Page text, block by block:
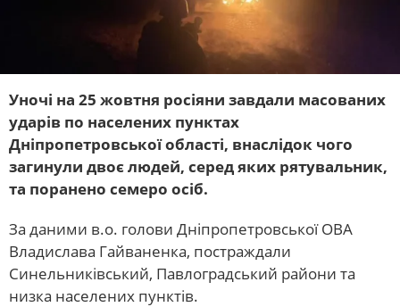
Уночі на 25 жовтня росіяни завдали масованих
ударів по населених пунктах
Дніпропетровської області, внаслідок чого
загинули двоє людей, серед яких рятувальник,
та поранено семеро осіб.
За даними в.о. голови Дніпропетровської ОВА
Владислава Гайваненка, постраждали
Синельниківський, Павлоградський райони та
низка населених пунктів.